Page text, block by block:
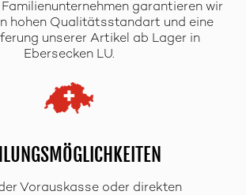
garantieren wir
hohen Qualitätsstandart und eine
unserer Artikel ab Lager in
Ebersecken LU.
Vorauskasse oder direkten